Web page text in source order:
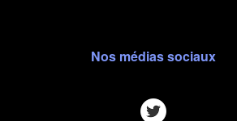
Nos médias sociaux